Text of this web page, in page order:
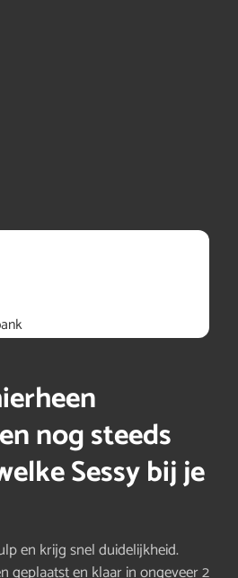
nog steeds
Sessy bij je
en krijg snel duidelijkheid.
geplaatst en klaar in ongeveer 2